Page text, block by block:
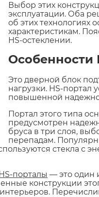
Выбор этих
эксплуатации. Оба
об этих технологиях
характеристикам.
HS-остеклении.
Особенности
Это дверной блок
нагрузки. HS-портал
повышенной
Портал этого типа
предусмотрен
бруса в три слоя,
перепадам.
стекла с
порталы — это один
конструкции